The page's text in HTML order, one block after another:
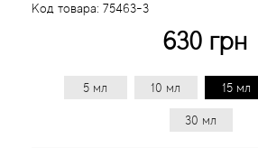
Код товара: 75463-3
630 грн
5 мл 10 мл 15 мл
30 мл